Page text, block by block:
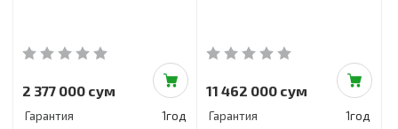
2 377 000 сум
Гарантия 1год
11 462 000 сум
Гарантия 1год